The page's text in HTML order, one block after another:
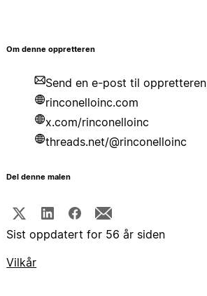
Om denne oppretteren
Send en e-post til oppretteren
rinconelloinc.com
x.com/rinconelloinc
threads.net/@rinconelloinc
Del denne malen
Sist oppdatert for 56 år siden
Vilkår